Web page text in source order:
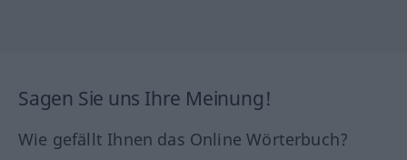
Sagen Sie uns Ihre Meinung!
Wie gefällt Ihnen das Online Wörterbuch?